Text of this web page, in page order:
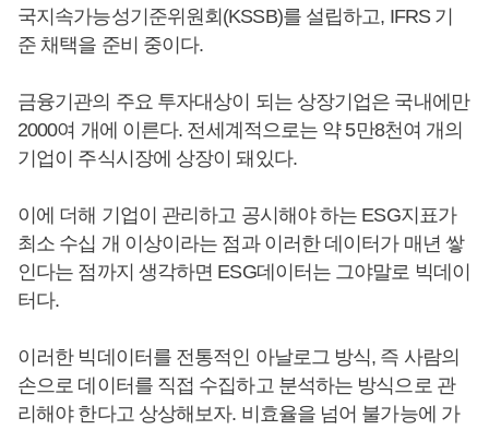
국지속가능성기준위원회(KSSB)를 설립하고, IFRS 기
준 채택을 준비 중이다.
금융기관의 주요 투자대상이 되는 상장기업은 국내에만
2000여 개에 이른다. 전세계적으로는 약 5만8천여 개의
기업이 주식시장에 상장이 돼있다.
이에 더해 기업이 관리하고 공시해야 하는 ESG지표가
최소 수십 개 이상이라는 점과 이러한 데이터가 매년 쌓
인다는 점까지 생각하면 ESG데이터는 그야말로 빅데이
터다.
이러한 빅데이터를 전통적인 아날로그 방식, 즉 사람의
손으로 데이터를 직접 수집하고 분석하는 방식으로 관
리해야 한다고 상상해보자. 비효율을 넘어 불가능에 가